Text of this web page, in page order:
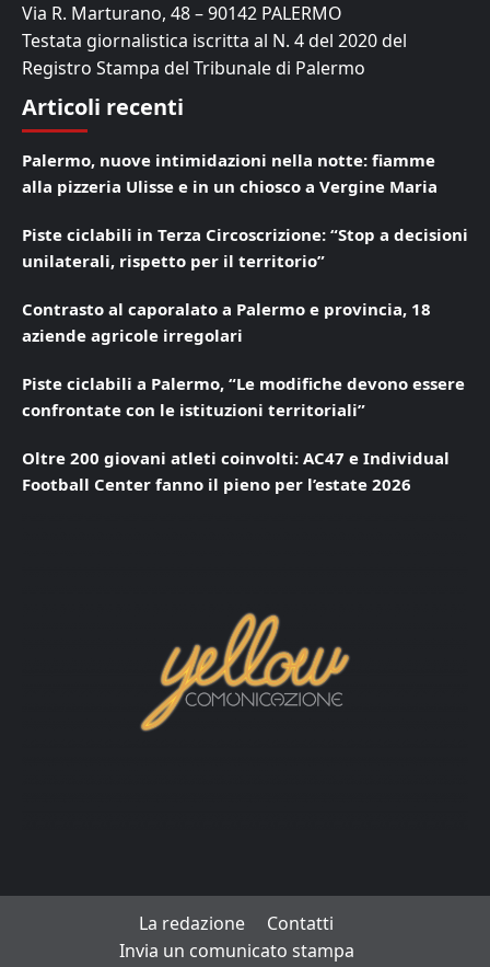
Via R. Marturano, 48 – 90142 PALERMO
Testata giornalistica iscritta al N. 4 del 2020 del
Registro Stampa del Tribunale di Palermo
Articoli recenti
Palermo, nuove intimidazioni nella notte: fiamme
alla pizzeria Ulisse e in un chiosco a Vergine Maria
Piste ciclabili in Terza Circoscrizione: “Stop a decisioni
unilaterali, rispetto per il territorio”
Contrasto al caporalato a Palermo e provincia, 18
aziende agricole irregolari
Piste ciclabili a Palermo, “Le modifiche devono essere
confrontate con le istituzioni territoriali”
Oltre 200 giovani atleti coinvolti: AC47 e Individual
Football Center fanno il pieno per l’estate 2026
La redazione
Contatti
Invia un comunicato stampa